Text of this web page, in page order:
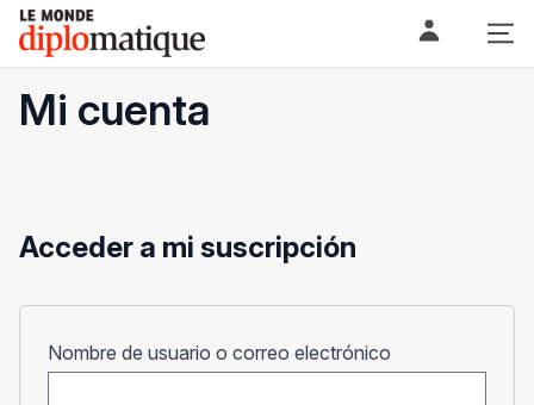
Skip
content
Le monde diplomatique
Mi cuenta
Acceder a mi suscripción
Nombre de usuario o correo electrónico